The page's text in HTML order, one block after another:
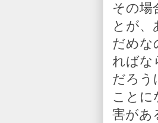
その場
とが、
だめな
ればな
だろう
ことに
害があ